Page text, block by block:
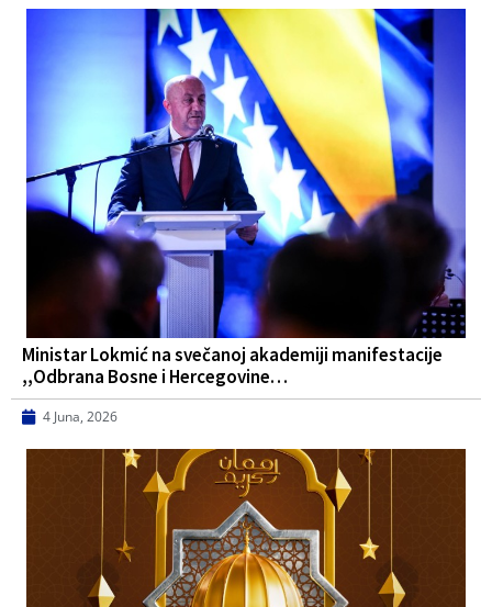
Ministar Lokmić na svečanoj akademiji manifestacije
,,Odbrana Bosne i Hercegovine…
4 Juna, 2026